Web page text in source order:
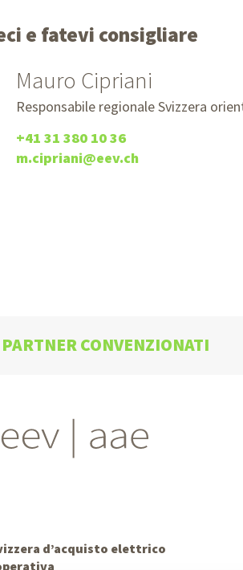
e fatevi consigliare
Mauro Cipriani
Responsabile regionale Svizzera
+41 31 380 10 36
m.cipriani@eev.ch
CONVENZIONATI
d’acquisto elettrico